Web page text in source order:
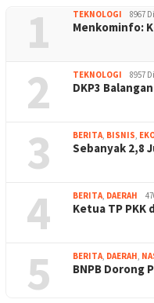
1 TEKNOLOGI 8967
Menkominfo:
2 TEKNOLOGI 8957
DKP3
3 BERITA BISNIS
Sebanyak 2,8
4 BERITA DAERAH
Ketua TP PKK
5 BERITA DAERAH
BNPB Dorong